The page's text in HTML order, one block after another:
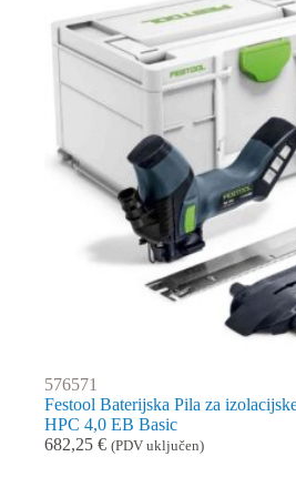
576571
Festool Baterijska Pila za
HPC 4,0 EB Basic
682,25 € (PDV uključen)